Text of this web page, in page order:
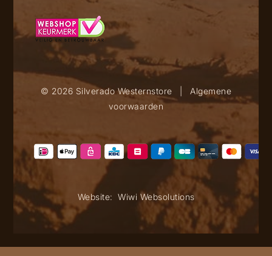
© 2026 Silverado Westernstore
Algemene
voorwaarden
Website: Wiwi Websolutions